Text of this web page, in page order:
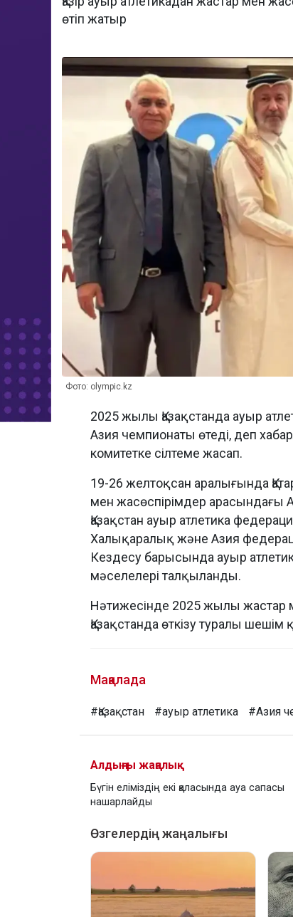
өтіп жатыр
Фото: olympic.kz
2025 жылы Қазақстанда ауыр
Азия чемпионаты өтеді, деп
комитетке сілтеме жасап.
19-26 желтоқсан аралығында
мен жасөспірімдер арасындағы
Қазақстан ауыр атлетика
Халықаралық және Азия
Кездесу барысында ауыр
мәселелері талқыланды.
Нәтижесінде 2025 жылы жастар
Қазақстанда өткізу туралы
Мақалада
#Қазақстан #ауыр атлетика #Азия
Алдыңғы жаңалық
Бүгін еліміздің екі қаласында ауа сапасы
нашарлайды